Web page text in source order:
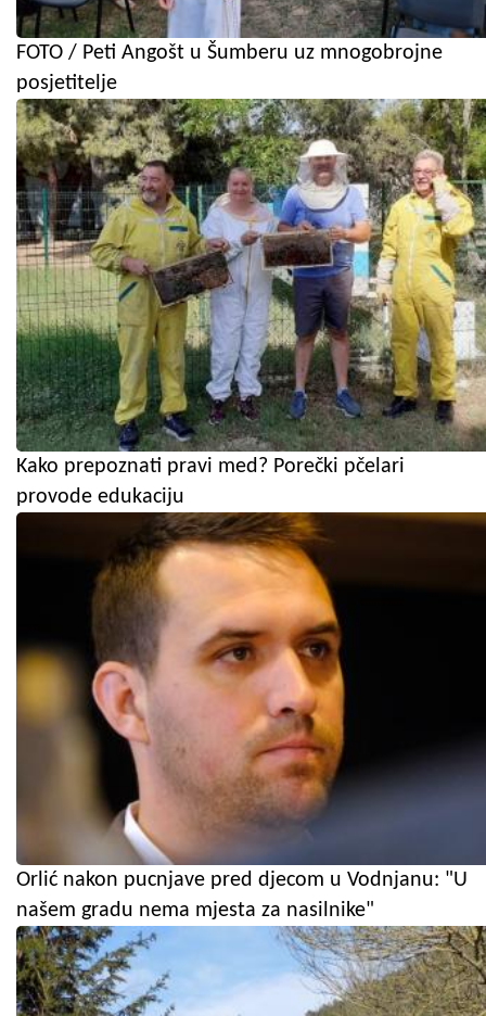
FOTO / Peti Angošt u Šumberu uz mnogobrojne
posjetitelje
Kako prepoznati pravi med? Porečki pčelari
provode edukaciju
Orlić nakon pucnjave pred djecom u Vodnjanu: "U
našem gradu nema mjesta za nasilnike"